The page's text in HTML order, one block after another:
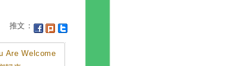
推文：
Are Welcome